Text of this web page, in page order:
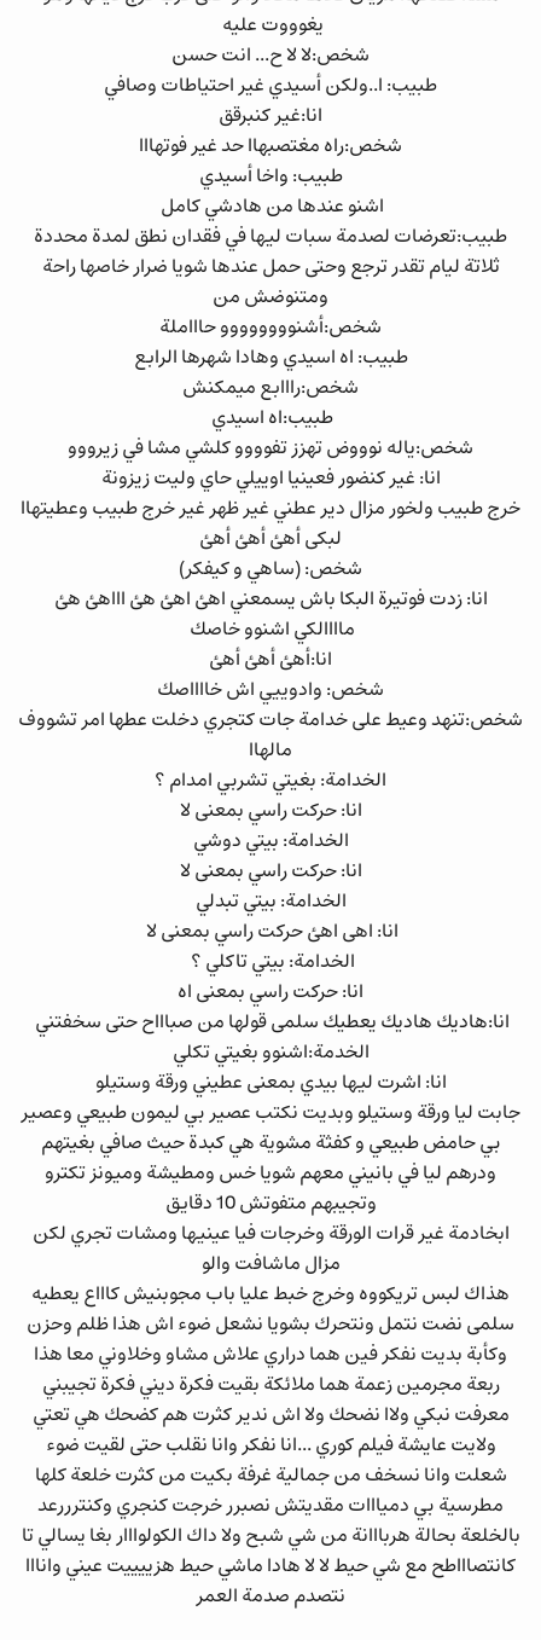
يغوووت عليه
شخص:لا لا ح... انت حسن
طبيب: ا..ولكن أسيدي غير احتياطات وصافي
انا:غير كنبرقق
شخص:راه مغتصبهاا حد غير فوتهااا
طبيب: واخا أسيدي
اشنو عندها من هادشي كامل
طبيب:تعرضات لصدمة سبات ليها في فقدان نطق لمدة محددة
ثلاتة ليام تقدر ترجع وحتى حمل عندها شويا ضرار خاصها راحة
ومتنوضش من
شخص:أشنوووووووو حاااملة
طبيب: اه اسيدي وهادا شهرها الرابع
شخص:رااابع ميمكنش
طبيب:اه اسيدي
شخص:ياله نوووض تهزز تفوووو كلشي مشا في زيرووو
انا: غير كنضور فعينيا اوييلي حاي وليت زيزونة
خرج طبيب ولخور مزال دير عطني غير ظهر غير خرج طبيب وعطيتهاا
لبكى أهئ أهئ أهئ
شخص: (ساهي و كيفكر)
انا: زدت فوتيرة البكا باش يسمعني اهئ اهئ هئ اااهئ هئ
ماااالكي اشنوو خاصك
انا:أهئ أهئ أهئ
شخص: وادوييي اش خااااصك
شخص:تنهد وعيط على خدامة جات كتجري دخلت عطها امر تشووف
مالهاا
الخدامة: بغيتي تشربي امدام ؟
انا: حركت راسي بمعنى لا
الخدامة: بيتي دوشي
انا: حركت راسي بمعنى لا
الخدامة: بيتي تبدلي
انا: اهى اهئ حركت راسي بمعنى لا
الخدامة: بيتي تاكلي ؟
انا: حركت راسي بمعنى اه
انا:هاديك هاديك يعطيك سلمى قولها من صباااح حتى سخفتني
الخدمة:اشنوو بغيتي تكلي
انا: اشرت ليها بيدي بمعنى عطيني ورقة وستيلو
جابت ليا ورقة وستيلو وبديت نكتب عصير بي ليمون طبيعي وعصير
بي حامض طبيعي و كفثة مشوية هي كبدة حيث صافي بغيتهم
ودرهم ليا في بانيني معهم شويا خس ومطيشة وميونز تكترو
وتجيبهم متفوتش 10 دقايق
ابخادمة غير قرات الورقة وخرجات فيا عينيها ومشات تجري لكن
مزال ماشافت والو
هذاك لبس تريكووه وخرج خبط عليا باب مجوبنيش كاااع يعطيه
سلمى نضت نتمل ونتحرك بشويا نشعل ضوء اش هذا ظلم وحزن
وكأبة بديت نفكر فين هما دراري علاش مشاو وخلاوني معا هذا
ربعة مجرمين زعمة هما ملائكة بقيت فكرة ديني فكرة تجيبني
معرفت نبكي ولاا نضحك ولا اش ندير كثرت هم كضحك هي تعتي
ولايت عايشة فيلم كوري ...انا نفكر وانا نقلب حتى لقيت ضوء
شعلت وانا نسخف من جمالية غرفة بكيت من كثرت خلعة كلها
مطرسية بي دميااات مقديتش نصبرر خرجت كنجري وكنترررعد
بالخلعة بحالة هربااانة من شي شبح ولا داك الكولوااار بغا يسالي تا
كانتصاااطح مع شي حيط لا لا هادا ماشي حيط هزييييت عيني وانااا
نتصدم صدمة العمر